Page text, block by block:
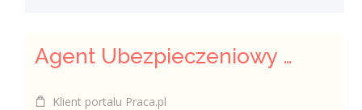
Agent Ubezpieczeniowy / Agentka Ubezpieczeniowa
Klient portalu Praca.pl